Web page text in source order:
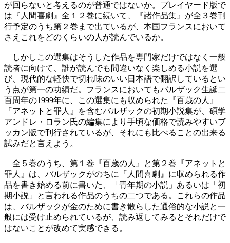
が回らないと考えるのが普通ではないか。プレイヤード版で
は『人間喜劇』全１２巻に続いて、『諸作品集』が全３巻刊
行予定のうち第２巻まで出ているが、本国フランスにおいて
さえこれをどのくらいの人が読んでいるか。
しかしこの選集はそうした作品を専門家だけではなく一般
読者に向けて、誰が読んでも間違いなく楽しめる小説を選
び、現代的な軽快で切れ味のいい日本語で翻訳しているとい
う点が第一の功績だ。フランスにおいてもバルザック生誕二
百周年の1999年に、この選集にも収められた『百歳の人』
『アネットと罪人』を含むバルザックの初期小説集が、碩学
アンドレ・ロラン氏の編集により手頃な価格で読みやすいブ
ッカン版で刊行されているが、それにも比べることの出来る
試みだと言えよう。
全５巻のうち、第１巻『百歳の人』と第２巻『アネットと
罪人』は、バルザックがのちに『人間喜劇』に収められる作
品を書き始める前に書いた、「青年期の小説」あるいは「初
期小説」と言われる作品のうちの二つである。これらの作品
は、バルザックが金のために書き散らした通俗的な小説と一
般には受け止められているが、読み返してみるとそれだけで
はないことが改めて実感できる。